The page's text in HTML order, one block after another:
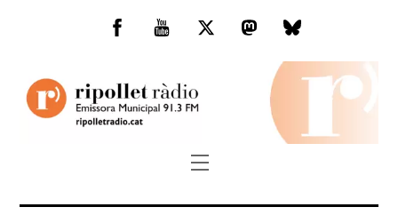
Facebook
You
TwitterMastodonBluesky
Menu